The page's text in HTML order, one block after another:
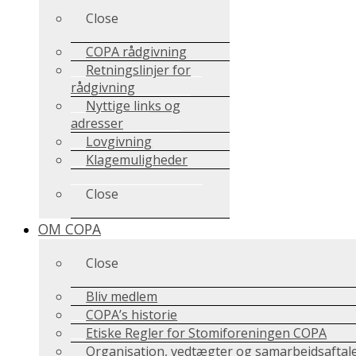
Close
COPA rådgivning
Retningslinjer for
rådgivning
Nyttige links og
adresser
Lovgivning
Klagemuligheder
Close
OM COPA
Close
Bliv medlem
COPA’s historie
Etiske Regler for Stomiforeningen COPA
Organisation, vedtægter og